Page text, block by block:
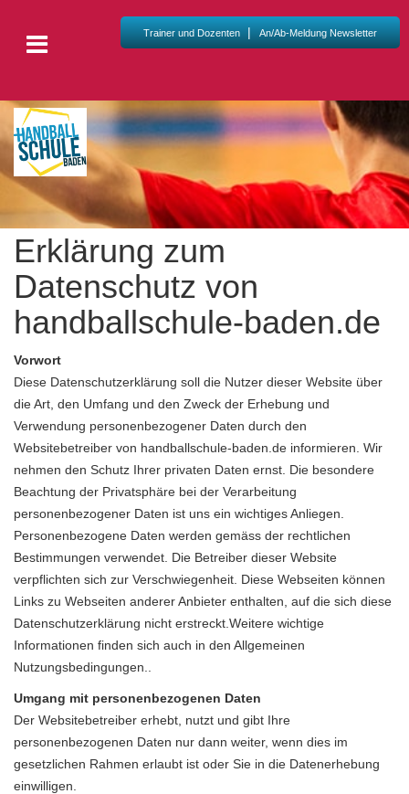
Trainer und Dozenten | An/Ab-Meldung Newsletter
Erklärung zum
Datenschutz von
handballschule-baden.de
Vorwort
Diese Datenschutzerklärung soll die Nutzer dieser Website über
die Art, den Umfang und den Zweck der Erhebung und
Verwendung personenbezogener Daten durch den
Websitebetreiber von handballschule-baden.de informieren. Wir
nehmen den Schutz Ihrer privaten Daten ernst. Die besondere
Beachtung der Privatsphäre bei der Verarbeitung
personenbezogener Daten ist uns ein wichtiges Anliegen.
Personenbezogene Daten werden gemäss der rechtlichen
Bestimmungen verwendet. Die Betreiber dieser Website
verpflichten sich zur Verschwiegenheit. Diese Webseiten können
Links zu Webseiten anderer Anbieter enthalten, auf die sich diese
Datenschutzerklärung nicht erstreckt.Weitere wichtige
Informationen finden sich auch in den Allgemeinen
Nutzungsbedingungen..
Umgang mit personenbezogenen Daten
Der Websitebetreiber erhebt, nutzt und gibt Ihre
personenbezogenen Daten nur dann weiter, wenn dies im
gesetzlichen Rahmen erlaubt ist oder Sie in die Datenerhebung
einwilligen.